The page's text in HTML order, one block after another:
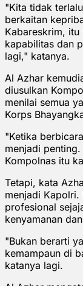
"Kita tidak
berkaitan
Kabareskrim, itu
kapabilitas dan
lagi," katanya.
Al Azhar
diusulkan
menilai semua
Korps
"Ketika
menjadi
Kompolnas itu
Tetapi, kata
menjadi Kapolri.
profesional
kenyamanan
"Bukan berarti
kemampaun di
katanya lagi.